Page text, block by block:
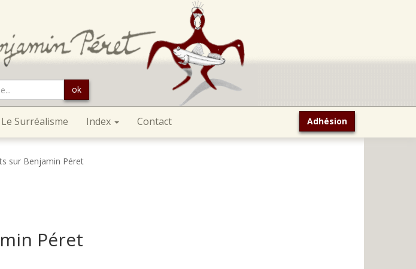
ok
Le Surréalisme Index Contact Adhésion
sur Benjamin Péret
Péret